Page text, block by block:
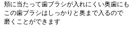
頬に当たって歯ブラシが入れにくい奥歯にも
この歯ブラシはしっかりと奥まで入るので
磨くことができます